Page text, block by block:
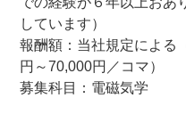
しています）
報酬額：当社規定による
円～70,000円／コマ）
募集科目：電磁気学